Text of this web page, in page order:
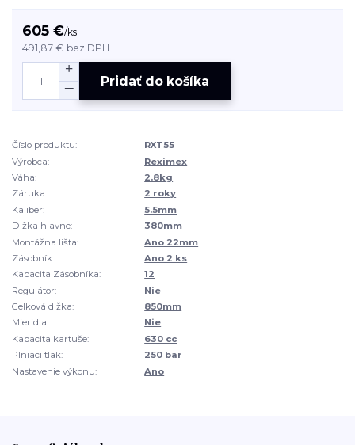
605 €/ks
491,87 € bez DPH
Pridať do košíka
Číslo produktu:
RXT55
Výrobca:
Reximex
Váha:
2.8kg
Záruka:
2 roky
Kaliber:
5.5mm
Dlžka hlavne:
380mm
Montážna lišta:
Ano 22mm
Zásobník:
Ano 2 ks
Kapacita Zásobníka:
12
Regulátor:
Nie
Celková dlžka:
850mm
Mieridla:
Nie
Kapacita kartuše:
630 cc
Plniaci tlak:
250 bar
Nastavenie výkonu:
Ano